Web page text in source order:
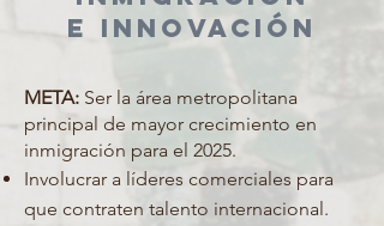
e innovación
META: Ser la área metropolitana
principal de mayor crecimiento en
inmigración para el 2025.
Involucrar a líderes comerciales para
que contraten talento internacional.